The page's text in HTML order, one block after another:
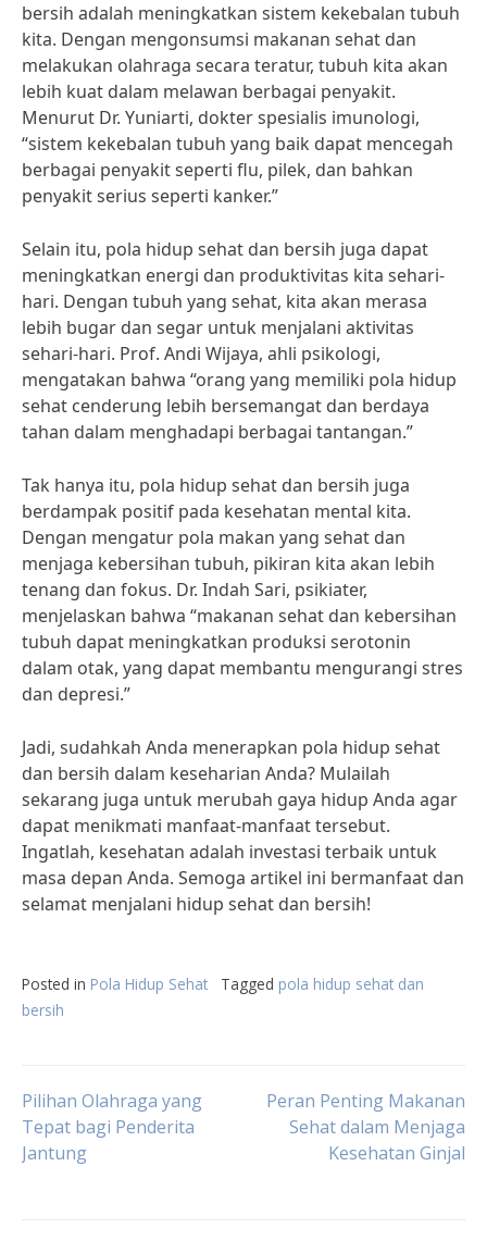
bersih adalah meningkatkan sistem kekebalan tubuh
kita. Dengan mengonsumsi makanan sehat dan
melakukan olahraga secara teratur, tubuh kita akan
lebih kuat dalam melawan berbagai penyakit.
Menurut Dr. Yuniarti, dokter spesialis imunologi,
“sistem kekebalan tubuh yang baik dapat mencegah
berbagai penyakit seperti flu, pilek, dan bahkan
penyakit serius seperti kanker.”
Selain itu, pola hidup sehat dan bersih juga dapat
meningkatkan energi dan produktivitas kita sehari-
hari. Dengan tubuh yang sehat, kita akan merasa
lebih bugar dan segar untuk menjalani aktivitas
sehari-hari. Prof. Andi Wijaya, ahli psikologi,
mengatakan bahwa “orang yang memiliki pola hidup
sehat cenderung lebih bersemangat dan berdaya
tahan dalam menghadapi berbagai tantangan.”
Tak hanya itu, pola hidup sehat dan bersih juga
berdampak positif pada kesehatan mental kita.
Dengan mengatur pola makan yang sehat dan
menjaga kebersihan tubuh, pikiran kita akan lebih
tenang dan fokus. Dr. Indah Sari, psikiater,
menjelaskan bahwa “makanan sehat dan kebersihan
tubuh dapat meningkatkan produksi serotonin
dalam otak, yang dapat membantu mengurangi stres
dan depresi.”
Jadi, sudahkah Anda menerapkan pola hidup sehat
dan bersih dalam keseharian Anda? Mulailah
sekarang juga untuk merubah gaya hidup Anda agar
dapat menikmati manfaat-manfaat tersebut.
Ingatlah, kesehatan adalah investasi terbaik untuk
masa depan Anda. Semoga artikel ini bermanfaat dan
selamat menjalani hidup sehat dan bersih!
Posted in Pola Hidup Sehat Tagged pola hidup sehat dan
bersih
Post
navigation
Pilihan Olahraga yang
Tepat bagi Penderita
Jantung
Peran Penting Makanan
Sehat dalam Menjaga
Kesehatan Ginjal